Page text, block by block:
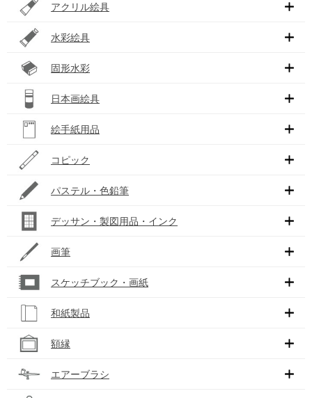
アクリル絵具
水彩絵具
固形水彩
日本画絵具
絵手紙用品
コピック
パステル・色鉛筆
デッサン・製図用品・インク
画筆
スケッチブック・画紙
和紙製品
額縁
エアーブラシ